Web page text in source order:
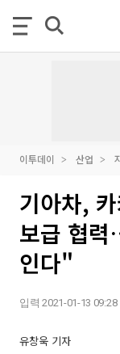
이투데이 산업
기아차,
보급 협
인다"
입력 2021-01-13 09:28
유창욱 기자